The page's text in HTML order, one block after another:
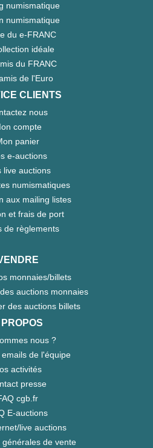
numismatique
numismatique
du e-FRANC
idéale
du FRANC
de l'Euro
CLIENTS
nous
compte
panier
e-auctions
live auctions
numismatiques
aux mailing listes
et frais de port
de règlements
monnaies/billets
auctions monnaies
des auctions billets
PROPOS
nous ?
de l'équipe
activités
presse
cgb.fr
E-auctions
live auctions
générales de vente